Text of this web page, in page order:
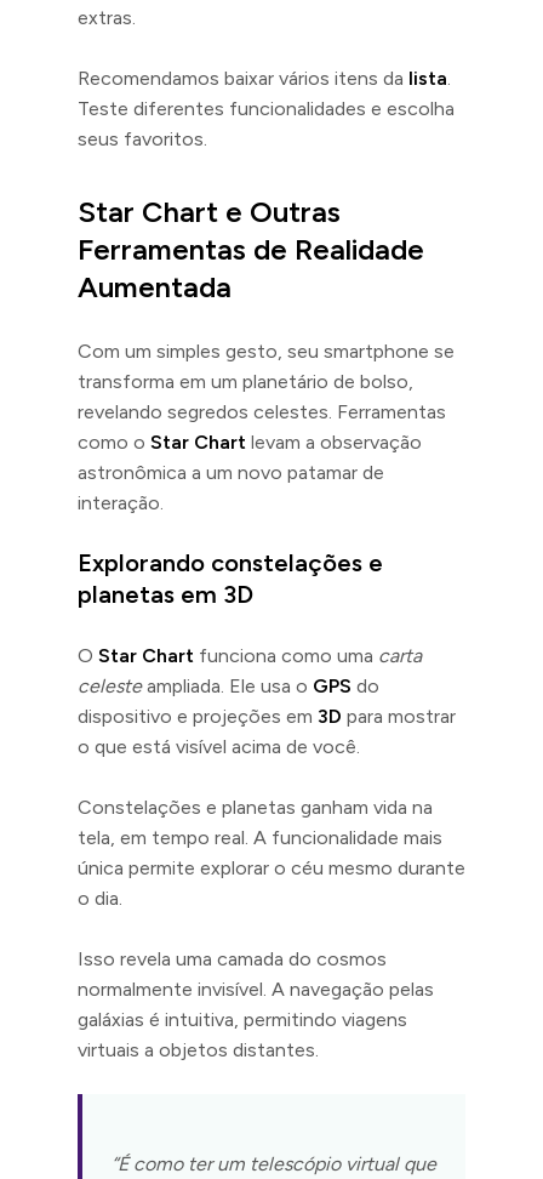
extras.
Recomendamos baixar vários itens da lista
Teste diferentes funcionalidades e escolha
seus favoritos.
Star Chart e Outras
Ferramentas de Realidade
Aumentada
Com um simples gesto, seu smartphone se
transforma em um planetário de bolso,
revelando segredos celestes. Ferramentas
como o Star Chart levam a observação
astronômica a um novo patamar de
interação.
Explorando constelações e
planetas em 3D
O Star Chart funciona como uma carta
celesteampliada. Ele usa o GPS do
dispositivo e projeções em 3D para mostrar
o que está visível acima de você.
Constelações e planetas ganham vida na
tela, em tempo real. A funcionalidade mais
única permite explorar o céu mesmo durante
o dia.
Isso revela uma camada do cosmos
normalmente invisível. A navegação pelas
galáxias é intuitiva, permitindo viagens
virtuais a objetos distantes.
“É como ter um telescópio virtual que